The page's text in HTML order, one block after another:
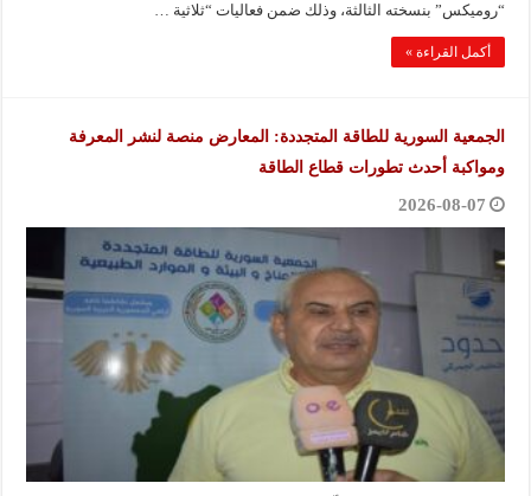
“روميكس” بنسخته الثالثة، وذلك ضمن فعاليات “ثلاثية …
أكمل القراءة »
الجمعية السورية للطاقة المتجددة: المعارض منصة لنشر المعرفة
ومواكبة أحدث تطورات قطاع الطاقة
2026-08-07